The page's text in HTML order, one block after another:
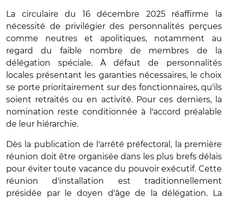
La circulaire du 16 décembre 2025 réaffirme la
nécessité de privilégier des personnalités perçues
comme neutres et apolitiques, notamment au
regard du faible nombre de membres de la
délégation spéciale. À défaut de personnalités
locales présentant les garanties nécessaires, le choix
se porte prioritairement sur des fonctionnaires, qu'ils
soient retraités ou en activité. Pour ces derniers, la
nomination reste conditionnée à l'accord préalable
de leur hiérarchie.
Dès la publication de l'arrêté préfectoral, la première
réunion doit être organisée dans les plus brefs délais
pour éviter toute vacance du pouvoir exécutif. Cette
réunion d'installation est traditionnellement
présidée par le doyen d'âge de la délégation. La